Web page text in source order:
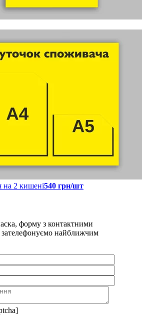
на 2 кишені540 грн/шт
форму з контактними
найближчим